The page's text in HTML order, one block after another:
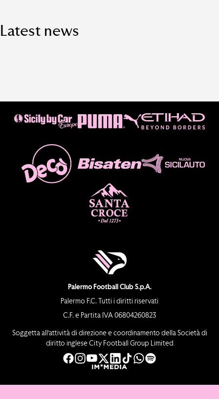
Latest news
Palermo Football Club S.p.A.
Palermo F.C. Tutti i diritti riservati
C.F. e Partita IVA 06804260823
Soggetta all’attività di direzione e coordinamento della Società di
diritto inglese City Football Group Limited